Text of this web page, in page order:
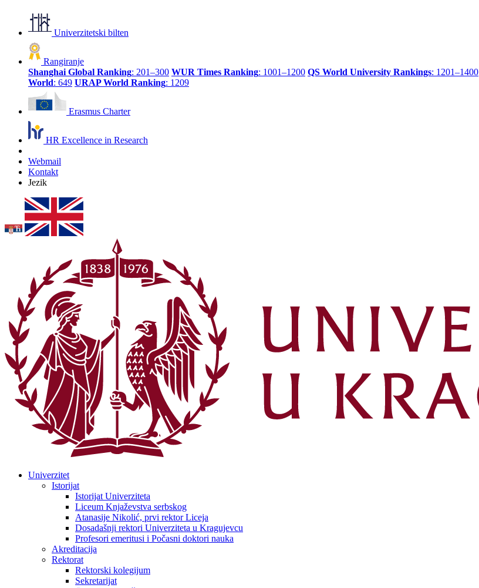
Univerzitetski bilten
Rangiranje
Shanghai Global Ranking: 201–300 WUR Times Ranking: 1001–1200 QS World University Rankings: 1201–1400
World: 649 URAP World Ranking: 1209
Erasmus Charter
HR Excellence in Research
Webmail
Kontakt
Jezik
Univerzitet
Istorijat
Istorijat Univerziteta
Liceum Knjaževstva serbskog
Atanasije Nikolić, prvi rektor Liceja
Dosadašnji rektori Univerziteta u Kragujevcu
Profesori emeritusi i Počasni doktori nauka
Akreditacija
Rektorat
Rektorski kolegijum
Sekretarijat